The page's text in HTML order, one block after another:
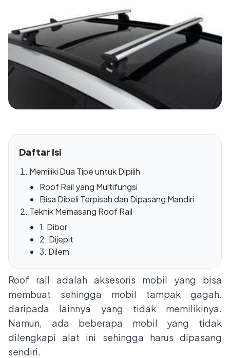
Daftar Isi
Memiliki Dua Tipe untuk Dipilih
Roof Rail yang Multifungsi
Bisa Dibeli Terpisah dan Dipasang Mandiri
Teknik Memasang Roof Rail
1. Dibor
2. Dijepit
3. Dilem
Roof rail adalah aksesoris mobil yang bisa
membuat sehingga mobil tampak gagah.
daripada lainnya yang tidak memilikinya.
Namun, ada beberapa mobil yang tidak
dilengkapi alat ini sehingga harus dipasang
sendiri.